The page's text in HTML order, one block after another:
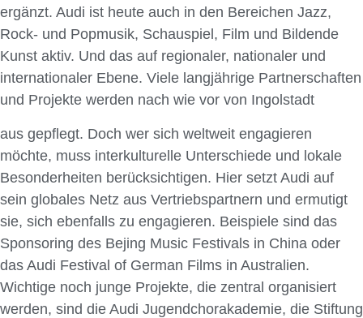
ergänzt. Audi ist heute auch in den Bereichen Jazz,
Rock- und Popmusik, Schauspiel, Film und Bildende
Kunst aktiv. Und das auf regionaler, nationaler und
internationaler Ebene. Viele langjährige Partnerschaften
und Projekte werden nach wie vor von Ingolstadt
aus gepflegt. Doch wer sich weltweit engagieren
möchte, muss interkulturelle Unterschiede und lokale
Besonderheiten berücksichtigen. Hier setzt Audi auf
sein globales Netz aus Vertriebspartnern und ermutigt
sie, sich ebenfalls zu engagieren. Beispiele sind das
Sponsoring des Bejing Music Festivals in China oder
das Audi Festival of German Films in Australien.
Wichtige noch junge Projekte, die zentral organisiert
werden, sind die Audi Jugendchorakademie, die Stiftung